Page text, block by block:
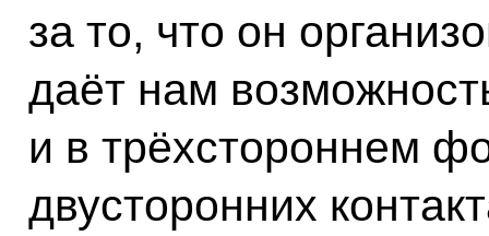
за то, что он
даёт нам
и в трёхстороннем
двусторонних